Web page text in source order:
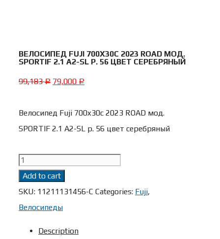
ВЕЛОСИПЕД FUJI 700X30C 2023 ROAD МОД.
SPORTIF 2.1 A2-SL Р. 56 ЦВЕТ СЕРЕБРЯНЫЙ
99,183Р 79,000 Р
Велосипед Fuji 700x30c 2023 ROAD мод.
SPORTIF 2.1 A2-SL р. 56 цвет серебряный
Велосипед
Fuji
700x30c
2023
Add to cart
SKU: 11211131456-C Categories: Fuji,
Велосипеды
Description